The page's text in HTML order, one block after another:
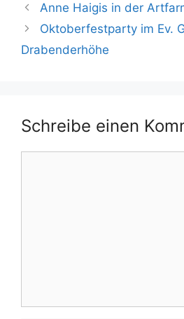
Anne Haigis in der
Oktoberfestparty im Ev.
Drabenderhöhe
Schreibe einen